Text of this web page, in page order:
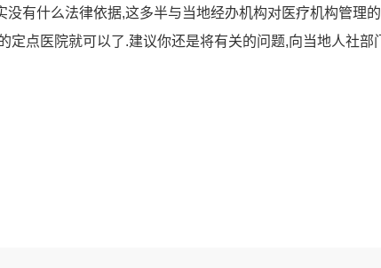
有什么法律依据,这多半与当地经办机构对医疗机构管理
点医院就可以了.建议你还是将有关的问题,向当地人社部